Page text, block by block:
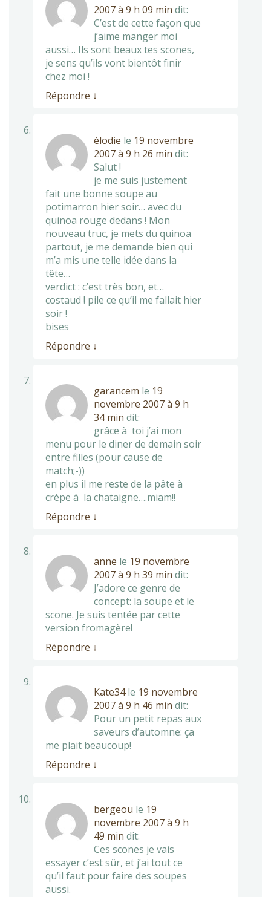
2007 à 9 h 09 min dit:
C’est de cette façon que
j’aime manger moi
aussi… Ils sont beaux tes scones,
je sens qu’ils vont bientôt finir
chez moi !
Répondre ↓
élodie le 19 novembre
2007 à 9 h 26 min dit:
Salut !
je me suis justement
fait une bonne soupe au
potimarron hier soir… avec du
quinoa rouge dedans ! Mon
nouveau truc, je mets du quinoa
partout, je me demande bien qui
m’a mis une telle idée dans la
tête…
verdict : c’est très bon, et…
costaud ! pile ce qu’il me fallait hier
soir !
bises
Répondre ↓
garancem le 19
novembre 2007 à 9 h
34 min dit:
grâce à toi j’ai mon
menu pour le diner de demain soir
entre filles (pour cause de
match;-))
en plus il me reste de la pâte à
crèpe à la chataigne….miam!!
Répondre ↓
anne le 19 novembre
2007 à 9 h 39 min dit:
J’adore ce genre de
concept: la soupe et le
scone. Je suis tentée par cette
version fromagère!
Répondre ↓
Kate34le 19 novembre
2007 à 9 h 46 min dit:
Pour un petit repas aux
saveurs d’automne: ça
me plait beaucoup!
Répondre ↓
bergeou le 19
novembre 2007 à 9 h
49 min dit:
Ces scones je vais
essayer c’est sûr, et j’ai tout ce
qu’il faut pour faire des soupes
aussi.